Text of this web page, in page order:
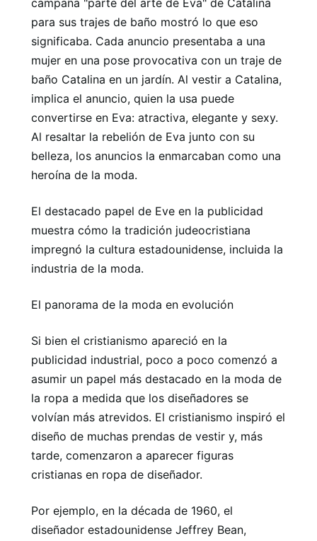
campaña "parte del arte de Eva" de Catalina
para sus trajes de baño mostró lo que eso
significaba. Cada anuncio presentaba a una
mujer en una pose provocativa con un traje de
baño Catalina en un jardín. Al vestir a Catalina,
implica el anuncio, quien la usa puede
convertirse en Eva: atractiva, elegante y sexy.
Al resaltar la rebelión de Eva junto con su
belleza, los anuncios la enmarcaban como una
heroína de la moda.
El destacado papel de Eve en la publicidad
muestra cómo la tradición judeocristiana
impregnó la cultura estadounidense, incluida la
industria de la moda.
El panorama de la moda en evolución
Si bien el cristianismo apareció en la
publicidad industrial, poco a poco comenzó a
asumir un papel más destacado en la moda de
la ropa a medida que los diseñadores se
volvían más atrevidos. El cristianismo inspiró el
diseño de muchas prendas de vestir y, más
tarde, comenzaron a aparecer figuras
cristianas en ropa de diseñador.
Por ejemplo, en la década de 1960, el
diseñador estadounidense Jeffrey Bean,